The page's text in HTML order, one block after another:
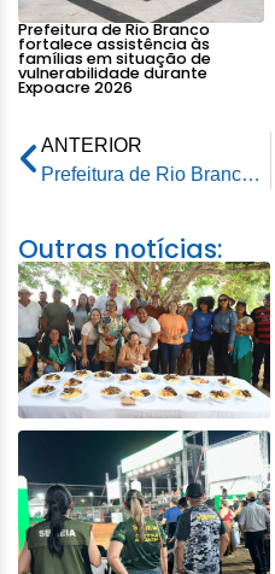
Prefeitura de Rio Branco
fortalece assistência às
famílias em situação de
vulnerabilidade durante
Expoacre 2026
ANTERIOR
Prefeitura de Rio Branco e Receita Federal assinam termo que permite intercâmbio de informações
Outras notícias: